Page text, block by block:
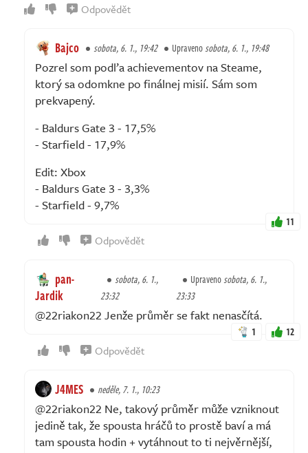
Odpovědět
Bajco sobota, 6. 1., 19:42 Upravenosobota, 6. 1., 19:48
Pozrel som podľa achievementov na Steame,
ktorý sa odomkne po finálnej misií. Sám som
prekvapený.
- Baldurs Gate 3 - 17,5%
- Starfield - 17,9%
Edit: Xbox
- Baldurs Gate 3 - 3,3%
- Starfield - 9,7%
11
Odpovědět
pan-
Jardik
sobota, 6. 1.,
23:32
Upravenosobota, 6. 1.,
23:33
@22riakon22 Jenže průměr se fakt nenasčítá.
1 12
Odpovědět
J4MES neděle, 7. 1., 10:23
@22riakon22 Ne, takový průměr může vzniknout
jedině tak, že spousta hráčů to prostě baví a má
tam spousta hodin + vytáhnout to ti nejvěrnější,